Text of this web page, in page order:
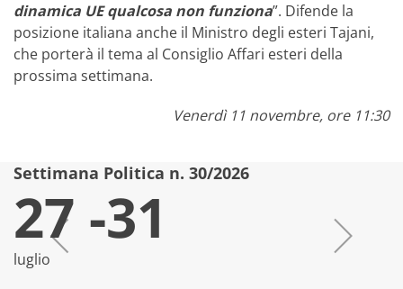
dinamica UE qualcosa non funziona”. Difende la
posizione italiana anche il Ministro degli esteri Tajani,
che porterà il tema al Consiglio Affari esteri della
prossima settimana.
Venerdì 11 novembre, ore 11:30
Settimana Politica n. 30/2026
27 -31
luglio